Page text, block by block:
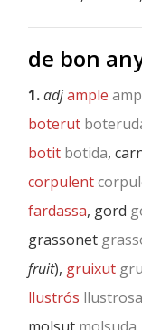
de bon
1.adjample
boterut
botit botida,
corpulent
fardassa, gord
grassonet
fruit), gruixut
llustrós llustrosa